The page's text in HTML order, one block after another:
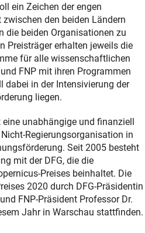
ein Zeichen der engen
den beiden Ländern
die beiden Organisationen zu
Preisträger erhalten jeweils die
für alle wissenschaftlichen
FNP mit ihren Programmen
dabei in der Intensivierung der
liegen.
eine unabhängige und finanziell
Regierungsorganisation in
Seit 2005 besteht
mit der DFG, die die
Preises beinhaltet. Die
2020 durch DFG-Präsidentin
FNP-Präsident Professor Dr.
Jahr in Warschau stattfinden.